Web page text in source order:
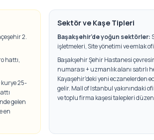
2.
hattı,
25-
gelen
en
Sektör ve Kaşe Tipleri
Başakşehir'de yoğun sektörler:
işletmeleri, Site yönetimi ve emlak
Başakşehir Şehir Hastanesi
numarası + uzmanlık alanı satırlı
Kayaşehir'deki yeni eczanelerden
gelir. Mall of Istanbul yakınındaki
ve toplu firma kaşesi talepleri